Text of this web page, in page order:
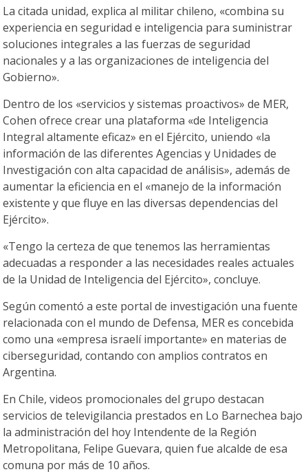
La citada unidad, explica al militar chileno, «combina su
experiencia en seguridad e inteligencia para suministrar
soluciones integrales a las fuerzas de seguridad
nacionales y a las organizaciones de inteligencia del
Gobierno».
Dentro de los «servicios y sistemas proactivos» de MER,
Cohen ofrece crear una plataforma «de Inteligencia
Integral altamente eficaz» en el Ejército, uniendo «la
información de las diferentes Agencias y Unidades de
Investigación con alta capacidad de análisis», además de
aumentar la eficiencia en el «manejo de la información
existente y que fluye en las diversas dependencias del
Ejército».
«Tengo la certeza de que tenemos las herramientas
adecuadas a responder a las necesidades reales actuales
de la Unidad de Inteligencia del Ejército», concluye.
Según comentó a este portal de investigación una fuente
relacionada con el mundo de Defensa, MER es concebida
como una «empresa israelí importante» en materias de
ciberseguridad, contando con amplios contratos en
Argentina.
En Chile, videos promocionales del grupo destacan
servicios de televigilancia prestados en Lo Barnechea bajo
la administración del hoy Intendente de la Región
Metropolitana, Felipe Guevara, quien fue alcalde de esa
comuna por más de 10 años.